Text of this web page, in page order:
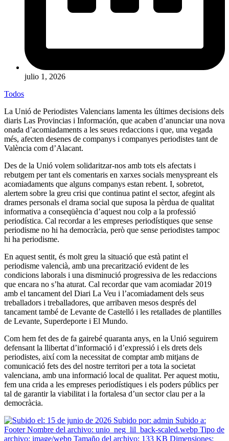
julio 1, 2026
Todos
La Unió de Periodistes Valencians lamenta les últimes decisions dels
diaris Las Provincias i Información, que acaben d’anunciar una nova
onada d’acomiadaments a les seues redaccions i que, una vegada
més, afecten desenes de companys i companyes periodistes tant de
València com d’Alacant.
Des de la Unió volem solidaritzar-nos amb tots els afectats i
rebutgem per tant els comentaris en xarxes socials menyspreant els
acomiadaments que alguns companys estan rebent. I, sobretot,
alertem sobre la greu crisi que continua patint el sector, afegint als
drames personals el drama social que suposa la pèrdua de qualitat
informativa a conseqüència d’aquest nou colp a la professió
periodística. Cal recordar a les empreses periodístiques que sense
periodisme no hi ha democràcia, però que sense periodistes tampoc
hi ha periodisme.
En aquest sentit, és molt greu la situació que està patint el
periodisme valencià, amb una precarització evident de les
condicions laborals i una disminució progressiva de les redaccions
que encara no s’ha aturat. Cal recordar que vam acomiadar 2019
amb el tancament del Diari La Veu i l’acomiadament dels seus
treballadors i treballadores, que arribaven mesos després del
tancament també de Levante de Castelló i les retallades de plantilles
de Levante, Superdeporte i El Mundo.
Com hem fet des de fa gairebé quaranta anys, en la Unió seguirem
defensant la llibertat d’informació i d’expressió i els drets dels
periodistes, així com la necessitat de comptar amb mitjans de
comunicació fets des del nostre territori per a tota la societat
valenciana, amb una informació local de qualitat. Per aquest motiu,
fem una crida a les empreses periodístiques i els poders públics per
tal de garantir la viabilitat i la fortalesa d’un sector clau per a la
democràcia.